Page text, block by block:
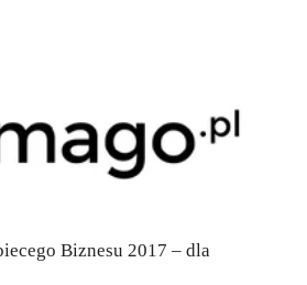
Biznesu 2017 – dla